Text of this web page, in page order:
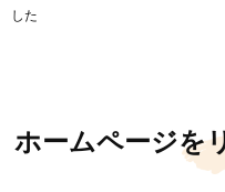
した
ホームページを